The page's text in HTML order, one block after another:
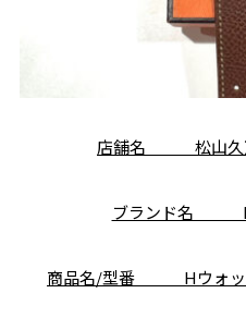
店舗名 松
ブランド
商品名/型番 H